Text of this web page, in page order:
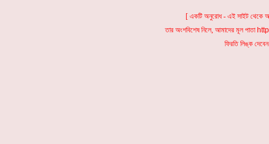
[ একটি অনুরোধ - এই সাইট থেকে
তার অংশবিশেষ নিলে, আমাদের মূল পাতা
ফিরতি লিঙ্ক